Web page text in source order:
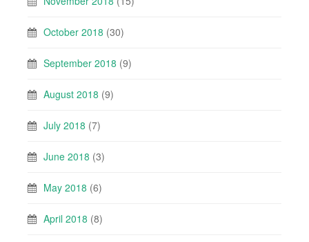
October 2018 (30)
September 2018 (9)
August 2018 (9)
July 2018 (7)
June 2018 (3)
May 2018 (6)
April 2018 (8)